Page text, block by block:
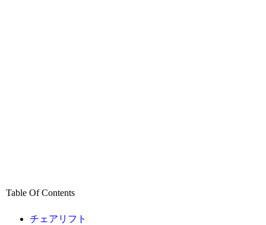
Table Of Contents
チェアリフト